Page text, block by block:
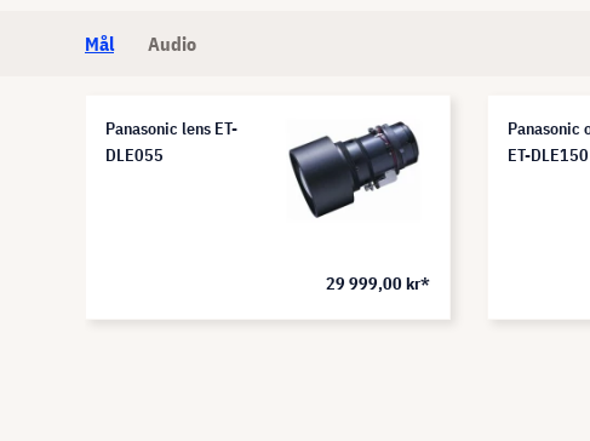
Mål Audio
Panasonic lens ET-
DLE055
29 999,00 kr*
Panasonic
ET-DLE150